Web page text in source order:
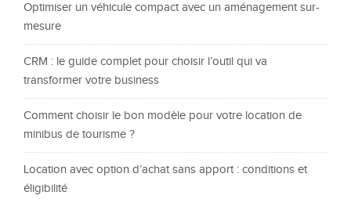
Optimiser un véhicule compact avec un aménagement sur-
mesure
CRM : le guide complet pour choisir l’outil qui va
transformer votre business
Comment choisir le bon modèle pour votre location de
minibus de tourisme ?
Location avec option d’achat sans apport : conditions et
éligibilité